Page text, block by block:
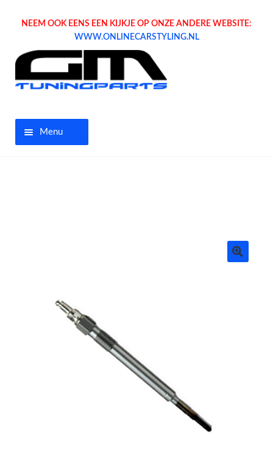
NEEM OOK EENS EEN KIJKJE OP ONZE ANDERE WEBSITE:
WWW.ONLINECARSTYLING.NL
Menu
OPC Line
Bedrijfswagen parts